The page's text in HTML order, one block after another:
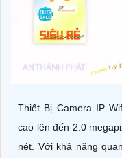
Thiết Bị Camera IP
cao lên đến 2.0
nét. Với khả năng